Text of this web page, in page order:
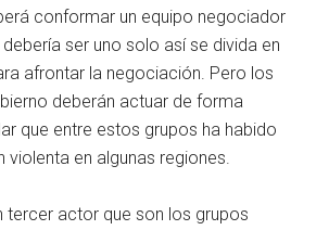
conformar un equipo negociador
ser uno solo así se divida en
afrontar la negociación. Pero los
deberán actuar de forma
que entre estos grupos ha habido
en algunas regiones.
tercer actor que son los grupos